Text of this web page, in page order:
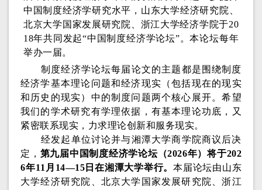
中国制度经济学研究水平，山东大学经济研究院、
北京大学国家发展研究院、浙江大学经济学院于20
18年共同发起“中国制度经济学论坛”。本论坛每年
举办一届。
制度经济学论坛每届论文的主题都是围绕制度
经济学基本理论问题和经济现实（包括现在的现实
和历史的现实）中的制度问题两个核心展开。希望
我们的学术研究有学理依据，有基本理论功底，又
紧密联系现实，力求理论创新和服务现实。
经发起单位讨论并与湘潭大学商学院商议后决
定， 第九届中国制度经济学论坛（2026年）将于202
6年11月14—15日在湘潭大学举行。 本届论坛由山东
大学经济研究院、北京大学国家发展研究院、浙江